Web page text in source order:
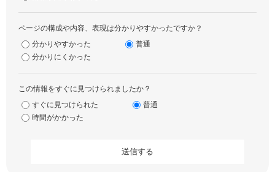
ページの構成や内容、表現は分かりやすかったですか？
分かりやすかった
普通
分かりにくかった
この情報をすぐに見つけられましたか？
すぐに見つけられた
普通
時間がかかった